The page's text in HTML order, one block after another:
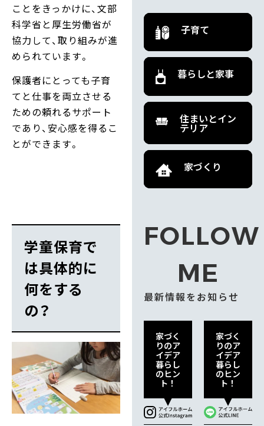
ことをきっかけに、文部
科学省と厚生労働省が
協力して、取り組みが進
められています。
保護者にとっても子育
てと仕事を両立させる
ための頼れるサポート
であり、安心感を得るこ
とができます。
学童保育で
は具体的に
何をする
の？
子育て
暮らしと家事
住まいとイン
テリア
家づくり
FOLLOW
ME
最新情報をお知らせ
家づく
りのア
イデア
暮らし
のヒン
ト！
家づく
りのア
イデア
暮らし
のヒン
ト！